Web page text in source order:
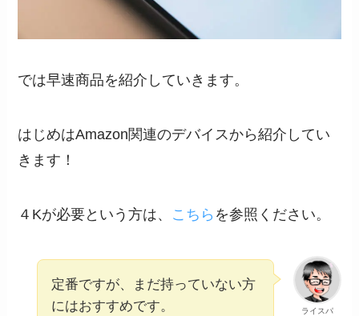
では早速商品を紹介していきます。
はじめはAmazon関連のデバイスから紹介してい
きます！
４Kが必要という方は、 こちら を参照ください。
ライスパ
定番ですが、まだ持っていない方
にはおすすめです。